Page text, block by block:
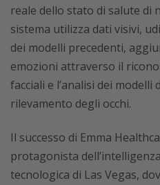
reale dello stato di salute di
sistema utilizza dati visivi,
dei modelli precedenti,
emozioni attraverso il
facciali e l’analisi dei
rilevamento degli occhi.
Il successo di Emma
protagonista
tecnologica di Las Vegas,